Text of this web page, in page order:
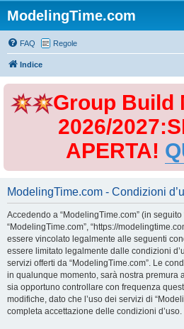
ModelingTime.com
FAQ Regole
Indice
Group Build
2026/
APERTA!
ModelingTime.com - Condizioni
Accedendo a “ModelingTime.com” (in seguito
“ModelingTime.com”, “https://
essere vincolato legalmente alle seguenti
essere limitato legalmente dalle condizioni
servizi offerti da “ModelingTime.com”. Le
in qualunque momento, sarà nostra premura
sia opportuno controllare con frequenza
modifiche, dato che l’uso dei servizi di
completa accettazione delle condizioni d’uso.